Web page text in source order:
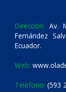
Dirección: Av.
Fernández
Ecuador.
Web:
Teléfono: (593